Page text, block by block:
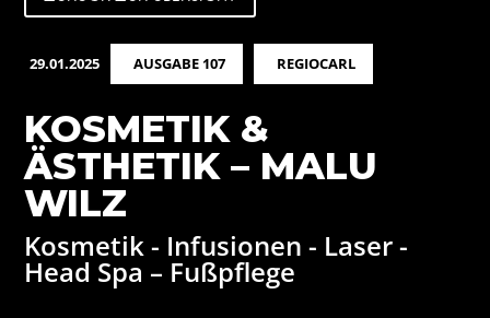
29.01.2025 AUSGABE 107 REGIOCARL
KOSMETIK &
ÄSTHETIK – MALU
WILZ
Kosmetik - Infusionen - Laser -
Head Spa – Fußpflege